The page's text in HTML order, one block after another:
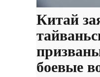
Китай
боевые